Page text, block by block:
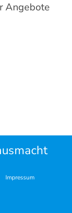
Angebote
Impressum